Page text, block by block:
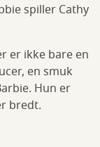
spiller Cathy
er ikke bare en
en smuk
Hun er
bredt.